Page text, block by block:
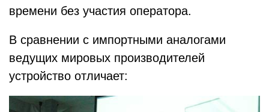
времени без участия оператора.
В сравнении с импортными аналогами
ведущих мировых производителей
устройство отличает: